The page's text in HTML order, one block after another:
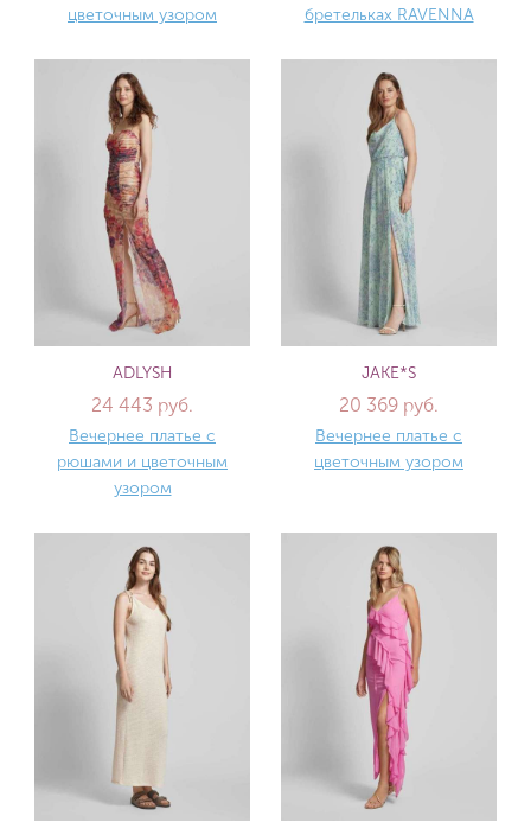
цветочным узором
бретельках RAVENNA
ADLYSH
24 443 руб.
Вечернее платье с
рюшами и цветочным
узором
JAKE*S
20 369 руб.
Вечернее платье с
цветочным узором